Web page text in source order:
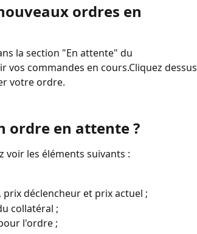
ordres en
la section "En attente" du
vos commandes en cours.Cliquez dessus
votre ordre.
ordre en attente ?
voir les éléments suivants :
déclencheur et prix actuel ;
collatéral ;
l'ordre ;